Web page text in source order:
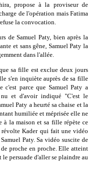
propose à la proviseur de
de l'opération mais Fatima
la convocation.
de Samuel Paty, bien après la
et sans gêne, Samuel Paty la
dans l'allée.
sa fille est exclue deux jours
s'en inquiète auprès de sa fille
parce que Samuel Paty a
et d'avoir indiqué "C'est le
Paty a heurté sa chaise et la
humiliée et méprisée elle ne
à la maison et sa fille répète ce
Kader qui fait une vidéo
Paty. Sa vidéo suscite de
de proche en proche. Elle atteint
persuade d'aller se plaindre au